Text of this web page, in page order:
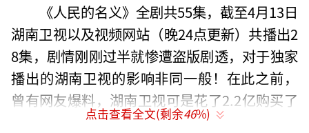
《人民的名义》全剧共55集，截至4月13日
湖南卫视以及视频网站（晚24点更新）共播出2
8集，剧情刚刚过半就惨遭盗版剧透，对于独家
播出的湖南卫视的影响非同一般！在此之前，
曾有网友爆料，湖南卫视可是花了2.2亿购买了
《人民的名义》的独播权。
点击查看全文(剩余46%)